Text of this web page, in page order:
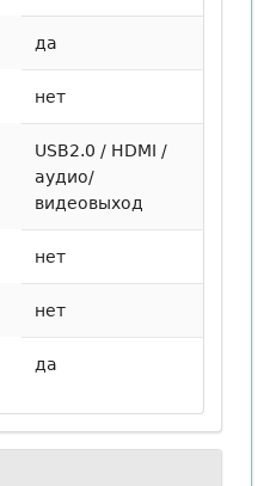
да
нет
USB2.0 / HDMI /
аудио/
видеовыход
нет
нет
да